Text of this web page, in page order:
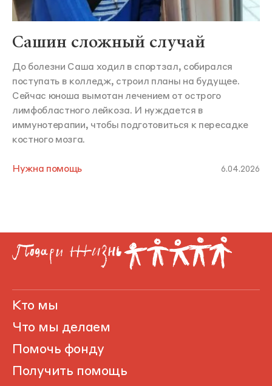
Сашин сложный случай
До болезни Саша ходил в спортзал, собирался
поступать в колледж, строил планы на будущее.
Сейчас юноша вымотан лечением от острого
лимфобластного лейкоза. И нуждается в
иммунотерапии, чтобы подготовиться к пересадке
костного мозга.
Нужна помощь 6.04.2026
Кто мы
Что мы делаем
Помочь фонду
Получить помощь